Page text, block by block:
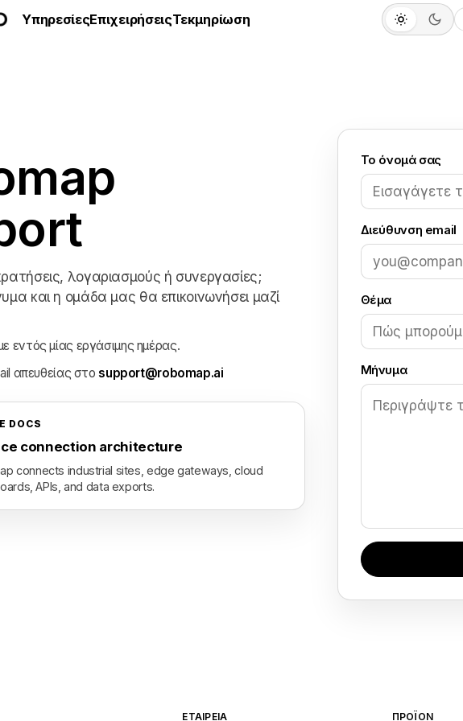
ΥπηρεσίεςΕπιχειρήσειςΤεκμηρίωση
λογαριασμούς ή συνεργασίες;
και η ομάδα μας θα επικοινωνήσει μαζί
εντός μίας εργάσιμης ημέρας.
απευθείας στο support@robomap.ai
DOCS
connection architecture
connects industrial sites, edge gateways, cloud
APIs, and data exports.
Το όνομά σας
Διεύθυνση email
Θέμα
Μήνυμα
ΕΤΑΙΡΕΊΑ ΠΡΟΪΌΝ